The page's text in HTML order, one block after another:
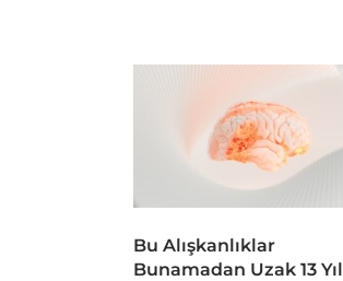
Bu Alışkanlıklar
Bunamadan Uzak 13 Yıl